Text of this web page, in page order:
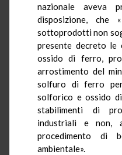
nazionale aveva
disposizione, che
sottoprodotti non
presente decreto
ossido di ferro,
arrostimento del
solfuro di ferro
solforico e ossido
stabilimenti di
industriali e non,
procedimento di
ambientale».